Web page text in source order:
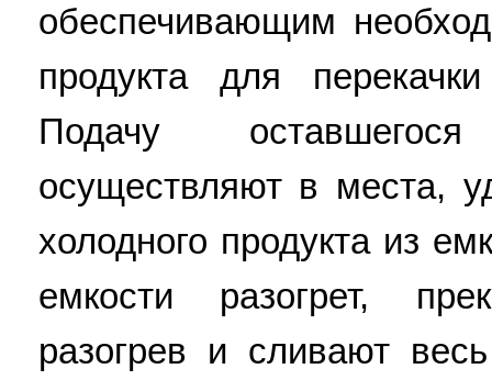
обеспечивающим
продукта для
Подачу
осуществляют в места,
холодного продукта из
емкости разогрет,
разогрев и сливают